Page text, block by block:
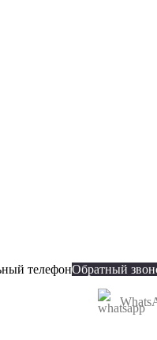
телефонОбратный